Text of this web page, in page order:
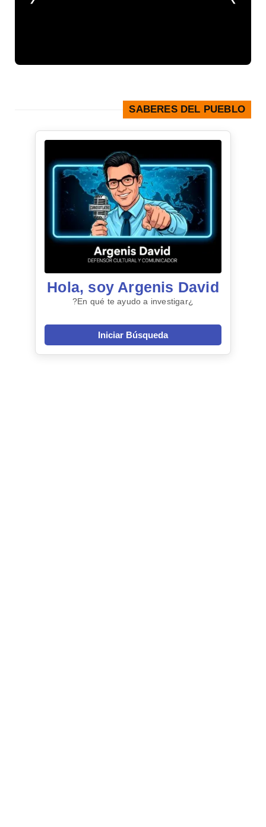
SABERES DEL PUEBLO
Hola, soy Argenis David
¿En qué te ayudo a investigar?
Iniciar Búsqueda